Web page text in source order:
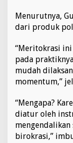
Menurutnya,
dari produk
“Meritokrasi
pada
mudah
momentum,”
“Mengapa?
diatur oleh
birokrasi,”